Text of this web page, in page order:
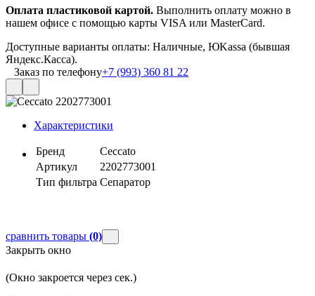
Оплата пластиковой картой. Выполнить оплату можно в
нашем офисе с помощью карты VISA или MasterCard.
Доступные варианты оплаты: Наличные, ЮKassa (бывшая
Яндекс.Касса).
Заказ по телефону+7 (993) 360 81 22
Характеристики
Бренд
Ceccato
Артикул
2202773001
Тип фильтра Сепаратор
сравнить товары (0)
Закрыть окно
(Окно закроется через сек.)